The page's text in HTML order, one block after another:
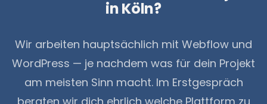
in Köln?
Wir arbeiten hauptsächlich mit Webflow und
WordPress — je nachdem was für dein Projekt
am meisten Sinn macht. Im Erstgespräch